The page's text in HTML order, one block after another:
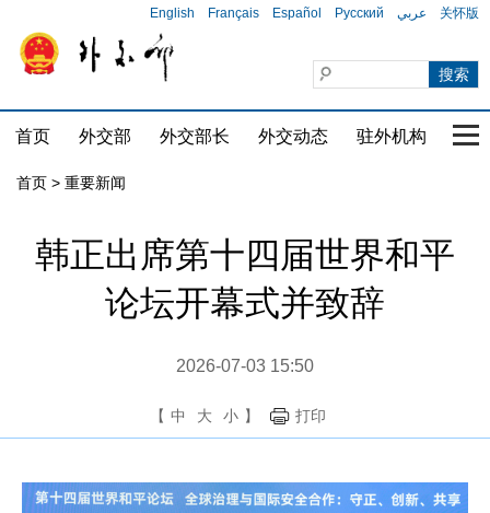
English Français Español Русский عربي 关怀版
首页 外交部 外交部长 外交动态 驻外机构 国
首页 > 重要新闻
韩正出席第十四届世界和平
论坛开幕式并致辞
2026-07-03 15:50
【 中 大 小 】 打印